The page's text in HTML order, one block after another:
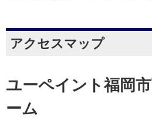
アクセスマップ
ユーペイント福岡
ーム